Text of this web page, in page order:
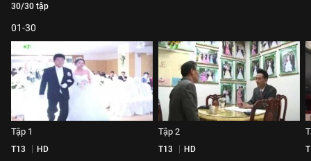
30/30 tập
01-30
Tập 1
T13 HD
Tập 2
T13 HD